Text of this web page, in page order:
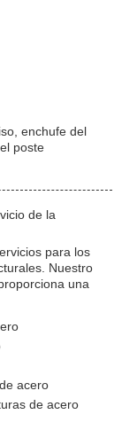
enchufe del
poste
de la
para los
Nuestro
una
acero
de acero